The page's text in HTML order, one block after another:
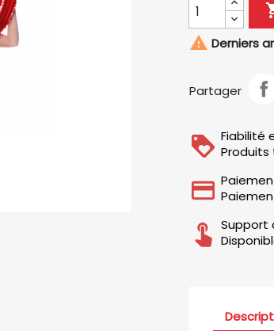
 Derniers
Partager
Fiabilité
Support